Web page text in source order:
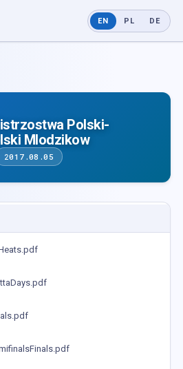
EN PL DE
Polski-
Mlodzikow
2017.08.05